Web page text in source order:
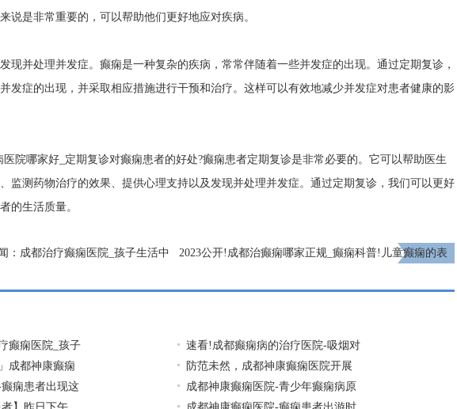
说是非常重要的，可以帮助他们更好地应对疾病。
现并处理并发症。癫痫是一种复杂的疾病，常常伴随着一些并发症的出现。通过定期复诊，
发症的出现，并采取相应措施进行干预和治疗。这样可以有效地减少并发症对患者健康的影
院哪家好_定期复诊对癫痫患者的好处?癫痫患者定期复诊是非常必要的。它可以帮助医生
监测药物治疗的效果、提供心理支持以及发现并处理并发症。通过定期复诊，我们可以更好
的生活质量。
：成都治疗癫痫医院_孩子生活中
2023公开!成都治癫痫哪家正规_癫痫科普!儿童癫痫的表
癫痫医院_孩子
速看!成都癫痫病的治疗医院-吸烟对
成都神康癫痫
防范未然，成都神康癫痫医院开展
痫患者出现这
成都神康癫痫医院-青少年癫痫病原